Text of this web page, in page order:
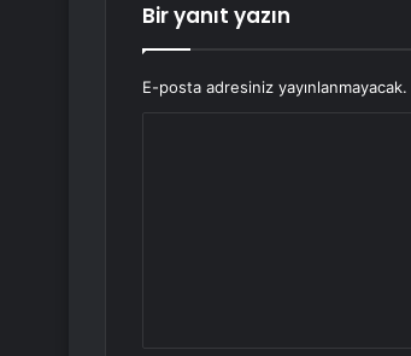
Bir yanıt yazın
E-posta adresiniz yayınlanmayacak.